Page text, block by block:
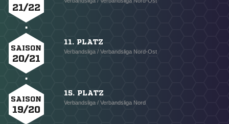
21/22
SAISON
20/21
11. PLATZ
Verbandsliga / Verbandsliga Nord-Ost
SAISON
19/20
15. PLATZ
Verbandsliga / Verbandsliga Nord